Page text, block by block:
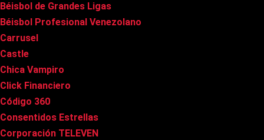
Béisbol de Grandes Ligas
Béisbol Profesional Venezolano
Carrusel
Castle
Chica Vampiro
Click Financiero
Código 360
Consentidos Estrellas
Corporación TELEVEN